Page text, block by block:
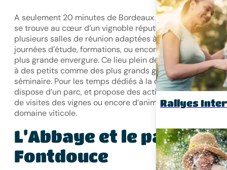
Rallyes
A seulement 20 minutes de Bordeaux le Château de
se trouve au cœur d’un vignoble réputé. Il dispose de
plusieurs salles de réunion adaptées à des réunions,
journées d’étude, formations, ou encore des conférences
plus grande envergure. Ce lieu plein de surprise
à des petits comme des plus grands groupes de
séminaire. Pour les temps dédiés à la cohésion, le
dispose d’un parc, et propose des activités autour du vin,
de visites des vignes ou encore d’animations autour du
domaine viticole.
L’Abbaye et le parc de
Fontdouce